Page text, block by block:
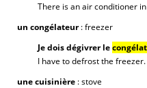
There is an air conditioner
un congélateur: freezer
Je dois dégivrer le
I have to defrost the freezer.
une cuisinière : stove